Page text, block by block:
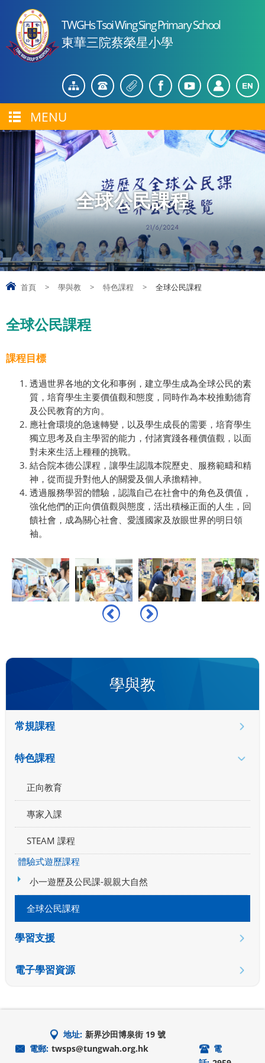
TWGHs Tsoi Wing Sing Primary School
東華三院蔡榮星小學
MENU
全球公民課程
首頁 > 學與教 > 特色課程 > 全球公民課程
全球公民課程
課程目標
透過世界各地的文化和事例，建立學生成為全球公民的素
質，培育學生主要價值觀和態度，同時作為本校推動德育
及公民教育的方向。
應社會環境的急速轉變，以及學生成長的需要，培育學生
獨立思考及自主學習的能力，付諸實踐各種價值觀，以面
對未來生活上種種的挑戰。
結合院本德公課程，讓學生認識本院歷史、服務範疇和精
神，從而提升對他人的關愛及個人承擔精神。
透過服務學習的體驗，認識自己在社會中的角色及價值，
強化他們的正向價值觀與態度，活出積極正面的人生，回
饋社會，成為關心社會、愛護國家及放眼世界的明日領
袖。
學與教
常規課程
特色課程
正向教育
專家入課
STEAM 課程
體驗式遊歷課程
小一遊歷及公民課-親親大自然
全球公民課程
學習支援
電子學習資源
地址: 新界沙田博泉街 19 號
電郵: twsps@tungwah.org.hk
電